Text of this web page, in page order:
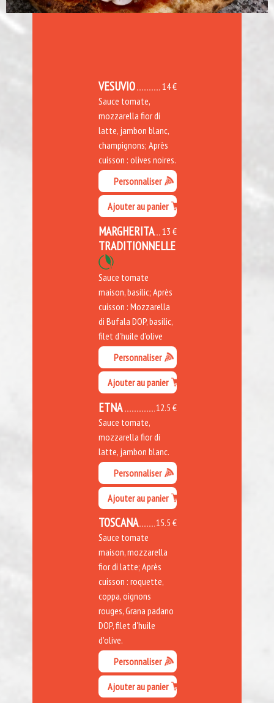
14 €
VESUVIO
Sauce tomate,
mozzarella fior di
latte, jambon blanc,
champignons; Après
cuisson : olives noires.
Personnaliser
Ajouter au panier
13 €
MARGHERITA
TRADITIONNELLE
Sauce tomate
maison, basilic; Après
cuisson : Mozzarella
di Bufala DOP, basilic,
filet d'huile d'olive
Personnaliser
Ajouter au panier
12.5 €
ETNA
Sauce tomate,
mozzarella fior di
latte, jambon blanc.
Personnaliser
Ajouter au panier
15.5 €
TOSCANA
Sauce tomate
maison, mozzarella
fior di latte; Après
cuisson : roquette,
coppa, oignons
rouges, Grana padano
DOP, filet d'huile
d'olive.
Personnaliser
Ajouter au panier